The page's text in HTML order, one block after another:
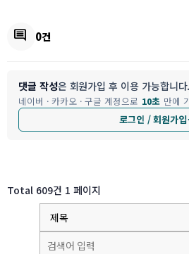
comment 0건
댓글 작성은 회원가입 후 이용 가능합니다.
네이버 · 카카오 · 구글 계정으로 10초 만에
로그인 / 회원가입
Total 609건 1 페이지